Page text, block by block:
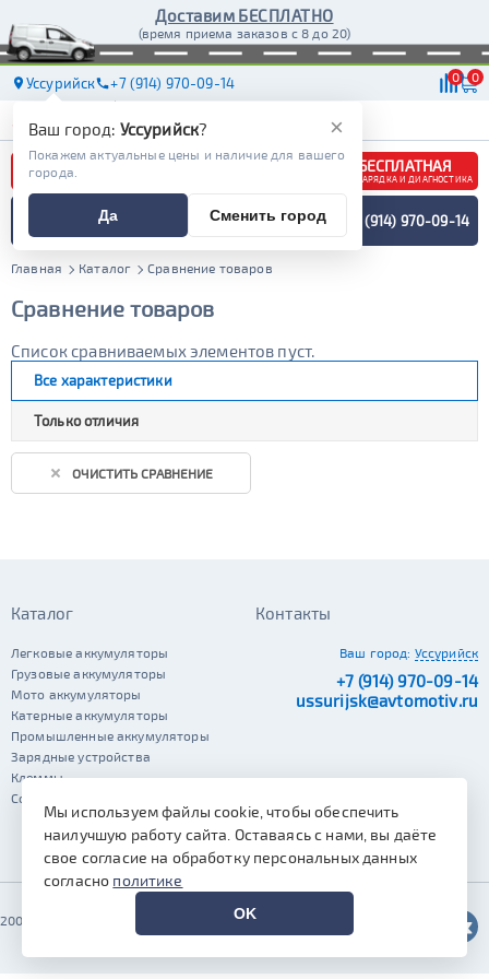
Доставим БЕСПЛАТНО
(время приема заказов с 8 до 20)
Уссурийск +7 (914) 970-09-14 0 0
АКБ МАСЛА ДОСТАВКА
БЕСПЛАТНАЯ
ЗАРЯДКА И ДИАГНОСТИКА
ПОДБОР АККУМУЛЯТОРА
СПЕЦИАЛИСТОМ +7 (914) 970-09-14
Главная Каталог Сравнение товаров
Сравнение товаров
Список сравниваемых элементов пуст.
Все характеристики
Только отличия
ОЧИСТИТЬ СРАВНЕНИЕ
×
Ваш город: Уссурийск?
Покажем актуальные цены и наличие для вашего
города.
Да Сменить город
Каталог
Легковые аккумуляторы
Грузовые аккумуляторы
Мото аккумуляторы
Катерные аккумуляторы
Промышленные аккумуляторы
Зарядные устройства
Клеммы
Сопутствующие автотовары
Контакты
Ваш город: Уссурийск
+7 (914) 970-09-14
ussurijsk@avtomotiv.ru
2002–2026 © Автомотив
Мы используем файлы cookie, чтобы обеспечить
наилучшую работу сайта. Оставаясь с нами, вы даёте
свое согласие на обработку персональных данных
согласно политике
OK